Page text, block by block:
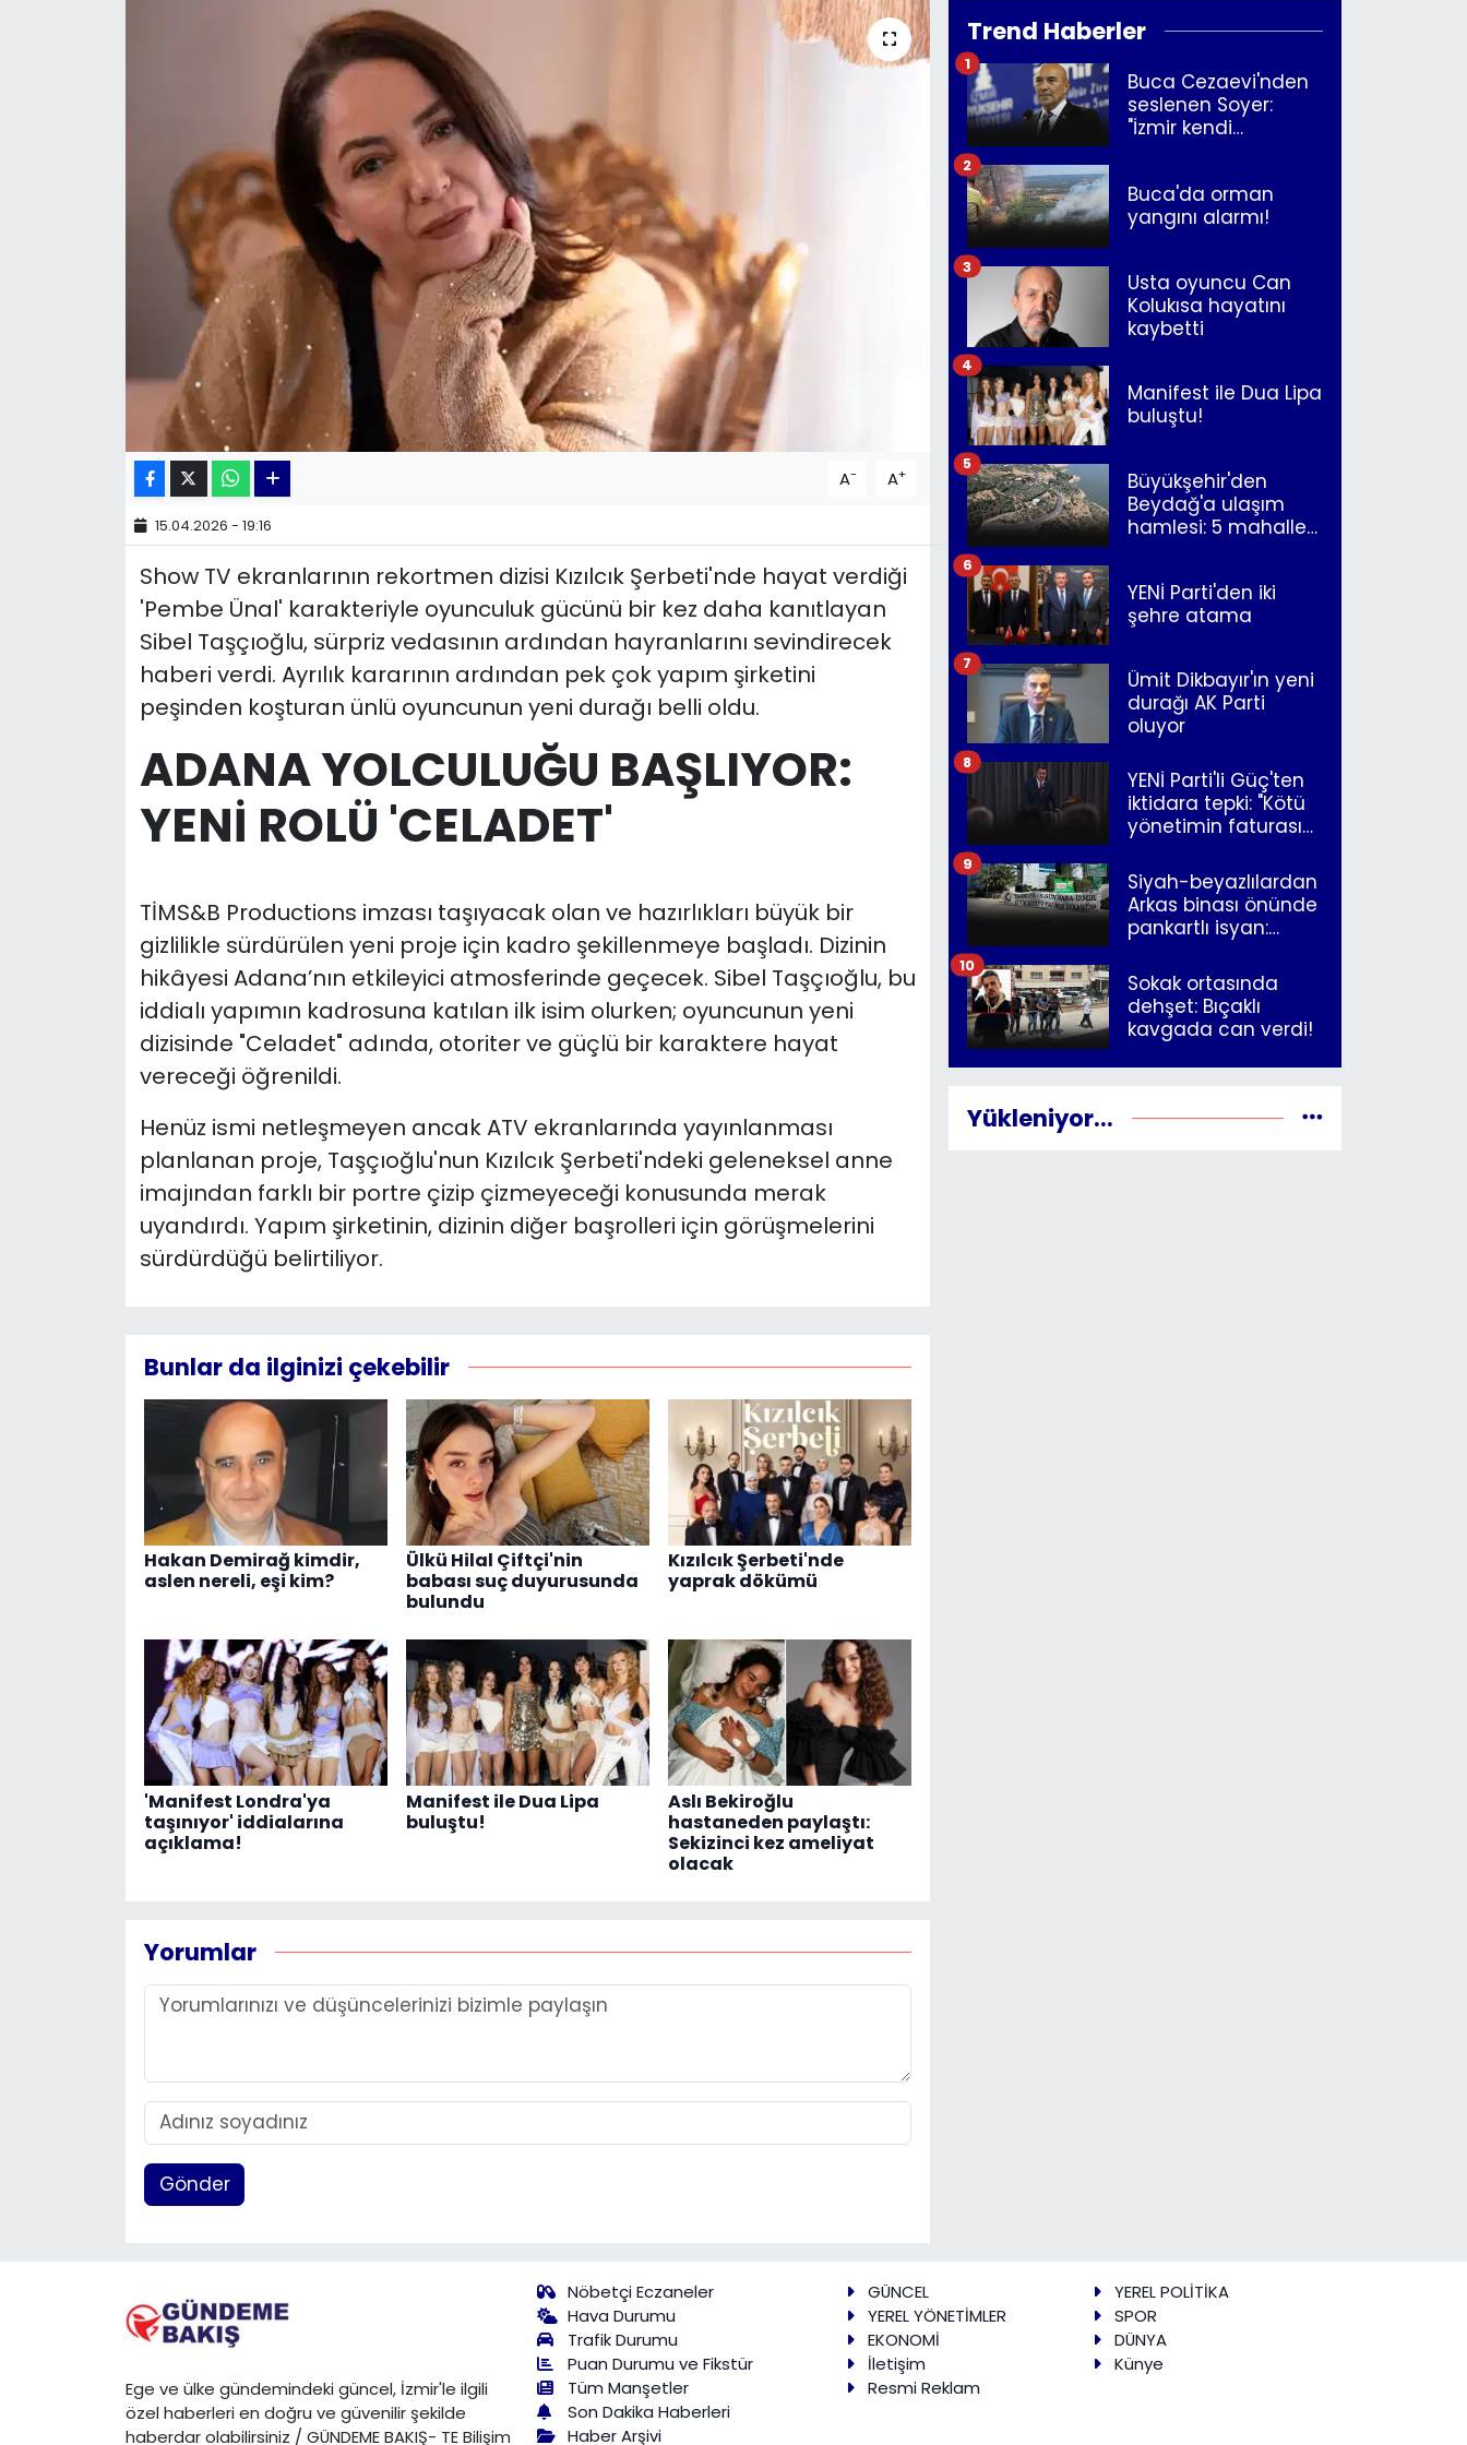
A- A+
15.04.2026 - 19:16
Show TV ekranlarının rekortmen dizisi Kızılcık Şerbeti'nde hayat verdiği
'Pembe Ünal' karakteriyle oyunculuk gücünü bir kez daha kanıtlayan
Sibel Taşçıoğlu, sürpriz vedasının ardından hayranlarını sevindirecek
haberi verdi. Ayrılık kararının ardından pek çok yapım şirketini
peşinden koşturan ünlü oyuncunun yeni durağı belli oldu.
ADANA YOLCULUĞU BAŞLIYOR:
YENİ ROLÜ 'CELADET'
TİMS&B Productions imzası taşıyacak olan ve hazırlıkları büyük bir
gizlilikle sürdürülen yeni proje için kadro şekillenmeye başladı. Dizinin
hikâyesi Adana’nın etkileyici atmosferinde geçecek. Sibel Taşçıoğlu, bu
iddialı yapımın kadrosuna katılan ilk isim olurken; oyuncunun yeni
dizisinde "Celadet" adında, otoriter ve güçlü bir karaktere hayat
vereceği öğrenildi.
Henüz ismi netleşmeyen ancak ATV ekranlarında yayınlanması
planlanan proje, Taşçıoğlu'nun Kızılcık Şerbeti'ndeki geleneksel anne
imajından farklı bir portre çizip çizmeyeceği konusunda merak
uyandırdı. Yapım şirketinin, dizinin diğer başrolleri için görüşmelerini
sürdürdüğü belirtiliyor.
Bunlar da ilginizi çekebilir
Hakan Demirağ kimdir,
aslen nereli, eşi kim?
Ülkü Hilal Çiftçi'nin
babası suç duyurusunda
bulundu
Kızılcık Şerbeti'nde
yaprak dökümü
'Manifest Londra'ya
taşınıyor' iddialarına
açıklama!
Manifest ile Dua Lipa
buluştu!
Aslı Bekiroğlu
hastaneden paylaştı:
Sekizinci kez ameliyat
olacak
Yorumlar
Gönder
Trend Haberler
Buca Cezaevi'nden
seslenen Soyer:
"İzmir kendi
1
Buca'da orman
yangını alarmı!
2
Usta oyuncu Can
Kolukısa hayatını
kaybetti
3
Manifest ile Dua Lipa
buluştu!
4
Büyükşehir'den
Beydağ'a ulaşım
hamlesi: 5 mahalle
5
YENİ Parti'den iki
şehre atama
6
Ümit Dikbayır'ın yeni
durağı AK Parti
oluyor
7
YENİ Parti'li Güç'ten
iktidara tepki: "Kötü
yönetimin faturasını
8
Siyah-beyazlılardan
Arkas binası önünde
pankartlı isyan:
İzmir"
9
Sokak ortasında
dehşet: Bıçaklı
kavgada can verdi!
10
Yükleniyor...
Ege ve ülke gündemindeki güncel, İzmir'le ilgili
özel haberleri en doğru ve güvenilir şekilde
haberdar olabilirsiniz / GÜNDEME BAKIŞ- TE Bilişim
Nöbetçi Eczaneler
Hava Durumu
Trafik Durumu
Puan Durumu ve Fikstür
Tüm Manşetler
Son Dakika Haberleri
Haber Arşivi
GÜNCEL
YEREL POLİTİKA
YEREL YÖNETİMLER
SPOR
EKONOMİ
DÜNYA
İletişim
Künye
Resmi Reklam
TEKNOLOJİ
YEREL POLİTİKA
YEREL YÖNETİMLER